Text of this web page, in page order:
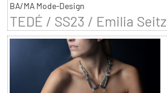
BA/MA Mode-Design
TEDÉ / SS23 / Emilia Seitz